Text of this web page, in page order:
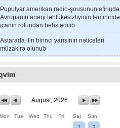
Populyar amerikan radio-şousunun efirində
Avropanın enerji təhlükəsizliyinin təminində
rolundan bəhs edilib
Astarada ilin birinci yarısının nəticələri
müzakirə olunub
August, 2026
Mon Tue Wed Thu Fri Sat Sun